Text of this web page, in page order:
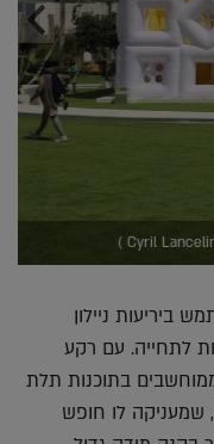
ביריעות ניילון
לתחייה. עם רקע
בתוכנות תלת
לו חופש